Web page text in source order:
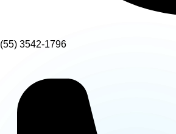
(55) 3542-1796